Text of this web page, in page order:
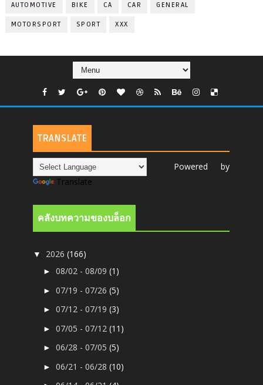
AUTOMOTIVE BIKE CA CAR GENERAL
MOTORSPORT SPORT XXX
TRANSLATE
Powered by
Translate
คลังบทความของบล็อก
▼ 2026(166)
►08/02 - 08/09(1)
►07/19 - 07/26(5)
►07/12 - 07/19(3)
►07/05 - 07/12(11)
►06/28 - 07/05(5)
►06/21 - 06/28(10)